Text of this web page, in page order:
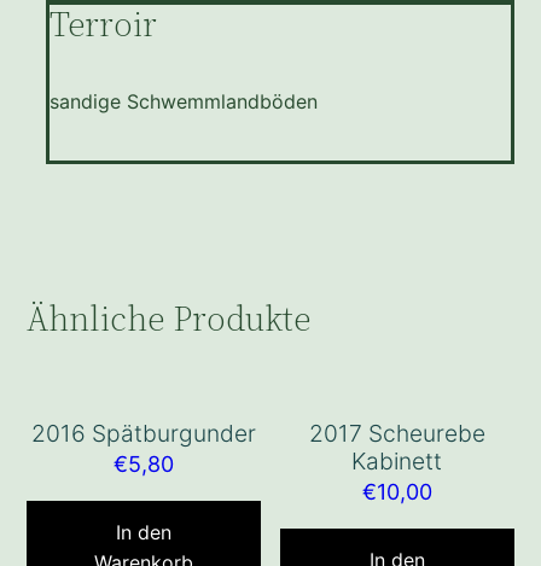
Terroir
sandige Schwemmlandböden
Ähnliche Produkte
2016 Spätburgunder
€5,80
In den
2017 Scheurebe
Kabinett
€10,00
In den